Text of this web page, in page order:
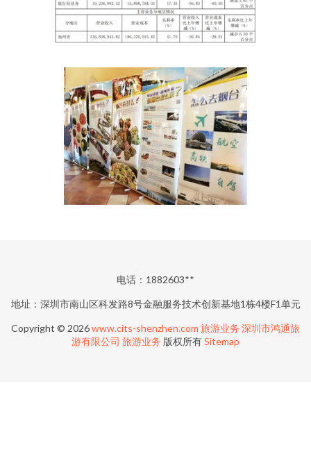
电话：1882603**
地址：深圳市南山区科发路8号金融服务技术创新基地1栋4楼F1单元
Copyright © 2026www.cits-shenzhen.com 旅游业务 深圳市鸿通旅
游有限公司 旅游业务 版权所有Sitemap